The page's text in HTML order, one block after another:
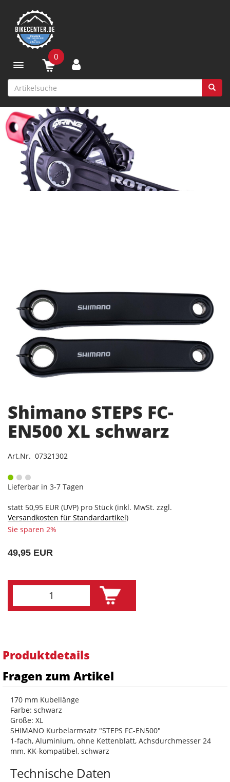
Toggle navigation
0
Shimano STEPS FC-
EN500 XL schwarz
Art.Nr. 07321302
Lieferbar in 3-7 Tagen
statt 50,95 EUR (UVP) pro Stück (inkl. MwSt. zzgl.
Versandkosten für Standardartikel)
Sie sparen 2%
49,95 EUR
Produktdetails
Fragen zum Artikel
170 mm Kubellänge
Farbe: schwarz
Größe: XL
SHIMANO Kurbelarmsatz "STEPS FC-EN500"
1-fach, Aluminium, ohne Kettenblatt, Achsdurchmesser 24
mm, KK-kompatibel, schwarz
Technische Daten